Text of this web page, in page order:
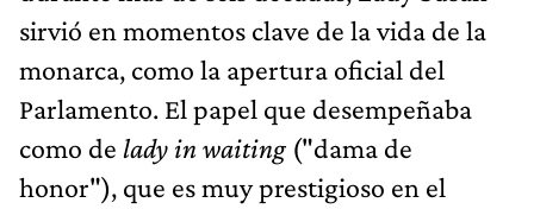
sirvió en momentos clave de la vida de la
monarca, como la apertura oficial del
Parlamento. El papel que desempeñaba
como de lady in waiting ("dama de
honor"), que es muy prestigioso en el